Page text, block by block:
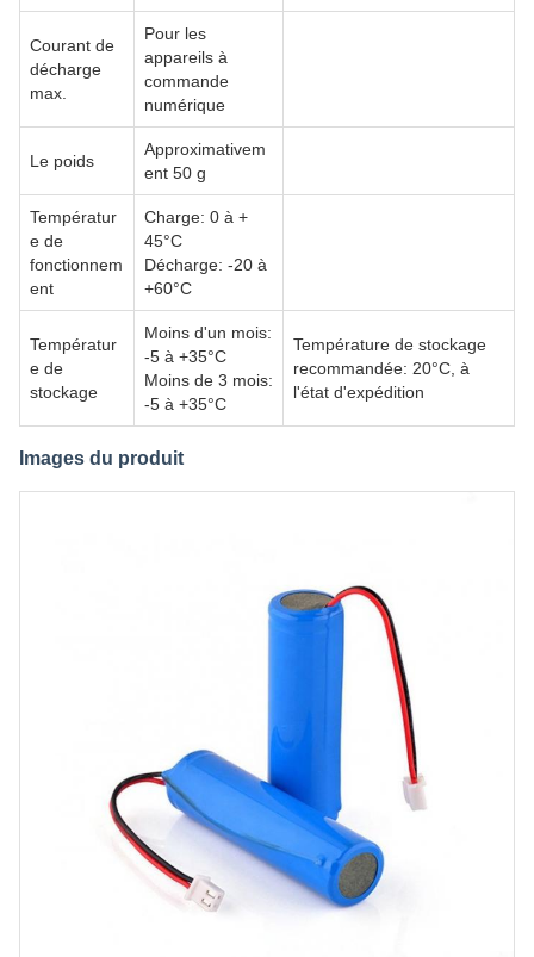
Courant de
décharge
max.
Pour les
appareils à
commande
numérique
Le poids
Approximativem
ent 50 g
Températur
e de
fonctionnem
ent
Charge: 0 à +
45°C
Décharge: -20 à
+60°C
Températur
e de
stockage
Moins d'un mois:
-5 à +35°C
Moins de 3 mois:
-5 à +35°C
Température de stockage
recommandée: 20°C, à
l'état d'expédition
Images du produit